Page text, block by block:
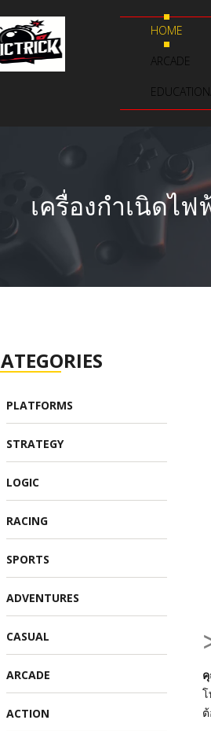
HOME
ARCADE
เครื่องกำเนิดไฟ
ATEGORIES
PLATFORMS
STRATEGY
LOGIC
RACING
SPORTS
ADVENTURES
CASUAL
ARCADE
ACTION